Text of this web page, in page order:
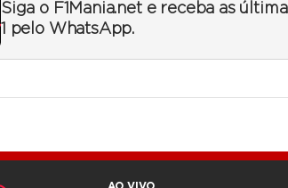
Siga o F1Mania.net e receba as
1 pelo WhatsApp.